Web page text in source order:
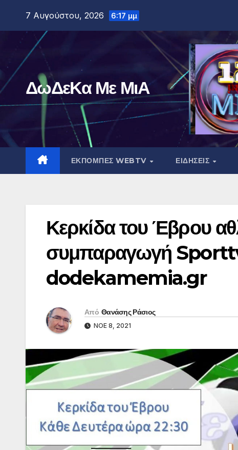
περιεχόμενο
7 Αυγούστου, 2026 6:17 μμ
ΔωΔεΚα Με ΜιΑ
ΕΚΠΟΜΠΕΣ WEBTV ΕΙΔΗΣΕΙΣ
Κερκίδα του Έβρου
συμπαραγωγή
dodekamemia.gr
Από Θανάσης Ράσιος
ΝΟΈ 8, 2021